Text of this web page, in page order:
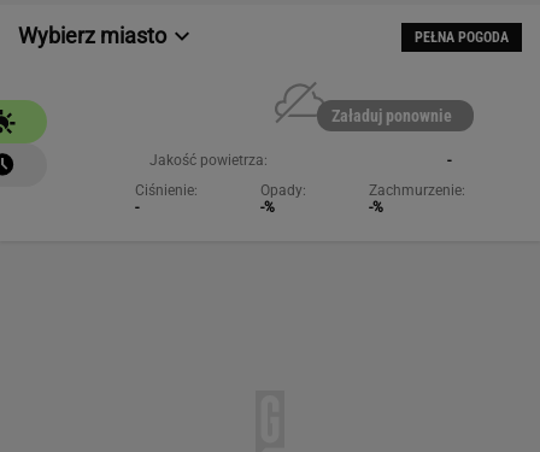
Wybierz miasto PEŁNA POGODA
Załaduj ponownie
Jakość powietrza:
-
Ciśnienie:
-
Opady:
-%
Zachmurzenie:
-%